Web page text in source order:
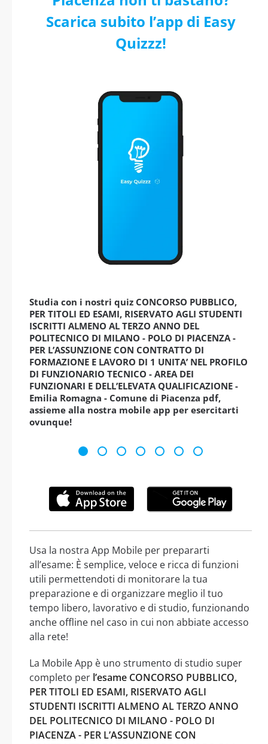
Scarica subito l’app di Easy
Quizzz!
Studia con i nostri quiz CONCORSO PUBBLICO,
PER TITOLI ED ESAMI, RISERVATO AGLI STUDENTI
ISCRITTI ALMENO AL TERZO ANNO DEL
POLITECNICO DI MILANO - POLO DI PIACENZA -
PER L’ASSUNZIONE CON CONTRATTO DI
FORMAZIONE E LAVORO DI 1 UNITA’ NEL PROFILO
DI FUNZIONARIO TECNICO - AREA DEI
FUNZIONARI E DELL’ELEVATA QUALIFICAZIONE -
Emilia Romagna - Comune di Piacenza pdf,
assieme alla nostra mobile app per esercitarti
ovunque!
Usa la nostra App Mobile per prepararti
all’esame: È semplice, veloce e ricca di funzioni
utili permettendoti di monitorare la tua
preparazione e di organizzare meglio il tuo
tempo libero, lavorativo e di studio, funzionando
anche offline nel caso in cui non abbiate accesso
alla rete!
La Mobile App è uno strumento di studio super
completo per l’esame CONCORSO PUBBLICO,
PER TITOLI ED ESAMI, RISERVATO AGLI
STUDENTI ISCRITTI ALMENO AL TERZO ANNO
DEL POLITECNICO DI MILANO - POLO DI
PIACENZA - PER L’ASSUNZIONE CON